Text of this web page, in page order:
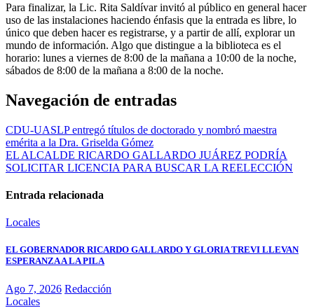
Para finalizar, la Lic. Rita Saldívar invitó al público en general hacer
uso de las instalaciones haciendo énfasis que la entrada es libre, lo
único que deben hacer es registrarse, y a partir de allí, explorar un
mundo de información. Algo que distingue a la biblioteca es el
horario: lunes a viernes de 8:00 de la mañana a 10:00 de la noche,
sábados de 8:00 de la mañana a 8:00 de la noche.
Navegación de entradas
CDU-UASLP entregó títulos de doctorado y nombró maestra
emérita a la Dra. Griselda Gómez
EL ALCALDE RICARDO GALLARDO JUÁREZ PODRÍA
SOLICITAR LICENCIA PARA BUSCAR LA REELECCIÓN
Entrada relacionada
Locales
EL GOBERNADOR RICARDO GALLARDO Y GLORIA TREVI LLEVAN
ESPERANZA A LA PILA
Ago 7, 2026 Redacción
Locales